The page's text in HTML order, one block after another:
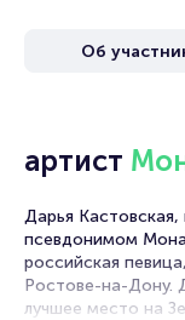
ваше имя
читайте в
Продать билет
Брокерам
Организаторам
Об
артист
Дарья Кастовская,
псевдонимом Мона
российская
Ростове-на-Дону.
лучшее место на